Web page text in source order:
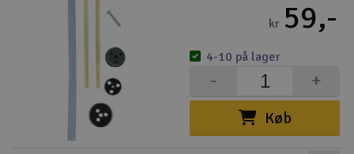
kr 59,-
Køb
+
-
4-10 på lager